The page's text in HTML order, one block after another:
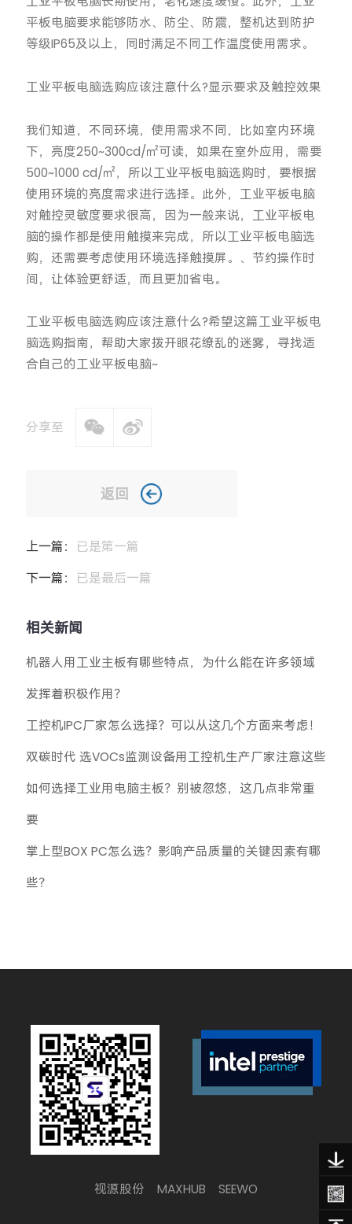
平板电脑要求能够防水、防尘、防震，整机达到防护
等级IP65及以上，同时满足不同工作温度使用需求。
工业平板电脑选购应该注意什么?显示要求及触控效果
我们知道，不同环境，使用需求不同，比如室内环境
下，亮度250~300cd/㎡可读，如果在室外应用，需要
500~1000 cd/㎡，所以工业平板电脑选购时，要根据
使用环境的亮度需求进行选择。此外，工业平板电脑
对触控灵敏度要求很高，因为一般来说，工业平板电
脑的操作都是使用触摸来完成，所以工业平板电脑选
购，还需要考虑使用环境选择触摸屏。、节约操作时
间，让体验更舒适，而且更加省电。
工业平板电脑选购应该注意什么?希望这篇工业平板电
脑选购指南，帮助大家拨开眼花缭乱的迷雾，寻找适
合自己的工业平板电脑~
分享至
返回
上一篇： 已是第一篇
下一篇： 已是最后一篇
相关新闻
机器人用工业主板有哪些特点，为什么能在许多领域
发挥着积极作用？
工控机IPC厂家怎么选择？可以从这几个方面来考虑！
双碳时代 选VOCs监测设备用工控机生产厂家注意这些
如何选择工业用电脑主板？别被忽悠，这几点非常重
要
掌上型BOX PC怎么选？影响产品质量的关键因素有哪
些？
视源股份 MAXHUB SEEWO